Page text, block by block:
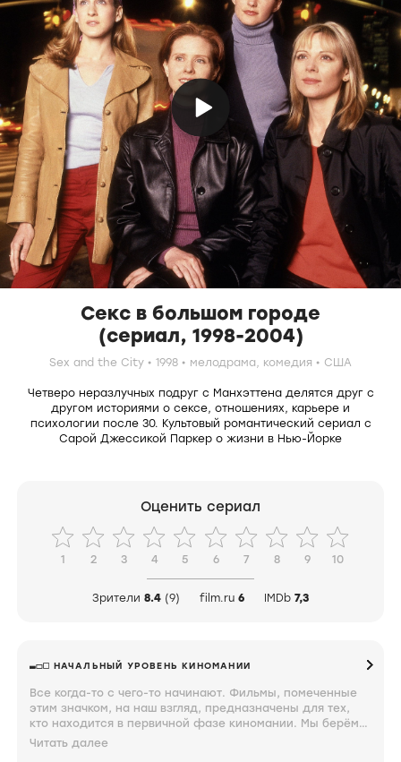
Секс в большом городе
(сериал, 1998-2004)
Sex and the City 1998 мелодрама, комедия США
Четверо неразлучных подруг с Манхэттена делятся друг с
другом историями о сексе, отношениях, карьере и
психологии после 30. Культовый романтический сериал с
Сарой Джессикой Паркер о жизни в Нью-Йорке
Оценить сериал
1 2 3 4 5 6 7 8 9 10
Зрители 8.4 (9) film.ru 6 IMDb 7,3
НАЧАЛЬНЫЙ УРОВЕНЬ КИНОМАНИИ
Все когда-то с чего-то начинают. Фильмы, помеченные
этим значком, на наш взгляд, предназначены для тех,
кто находится в первичной фазе киномании. Мы берём
такие мягкие формулировки, потому что этот период
Читать далее